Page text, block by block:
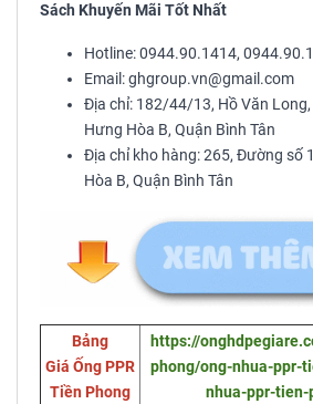
Sách Khuyến Mãi Tốt Nhất
Hotline: 0944.90.1414,
Email: ghgroup.vn@gmail.com
Địa chỉ: 182/44/13, Hồ Văn
Hưng Hòa B, Quận Bình Tân
Địa chỉ kho hàng: 265, Đường số
Hòa B, Quận Bình Tân
Bảng
Giá Ống PPR
Tiền Phong
https://
phong/ong-nhua-ppr-
nhua-ppr-tien-